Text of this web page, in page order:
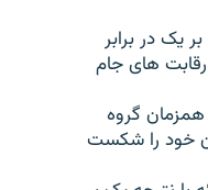
يک در برابر
های جام
همزمان گروه
خود را شکست